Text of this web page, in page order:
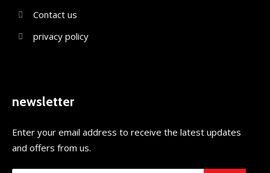
Contact us
privacy policy
newsletter
Enter your email address to receive the latest updates
and offers from us.